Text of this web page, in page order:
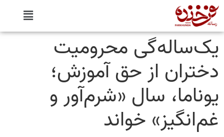
یک‌ساله‌گی محرومیت
دختران از حق آموزش؛
یوناما، سال «شرم‌آور و
غم‌انگیز» خواند